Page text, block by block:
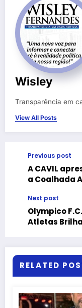
Wisley
Transparência em
View All Posts
Previous post
A CAVIL
a Coalhada
Next post
Olympico
Atletas
RELATED